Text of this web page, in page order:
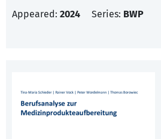
Appeared: 2024 Series: BWP